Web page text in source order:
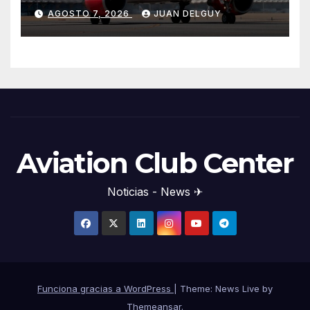
Menorca durante el invierno
AGOSTO 7, 2026 JUAN DELGUY
Aviation Club Center
Noticias - News ✈
Funciona gracias a WordPress
Theme: News Live by
Themeansar.